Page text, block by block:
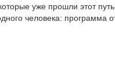
уже прошли этот путь
человека: программа